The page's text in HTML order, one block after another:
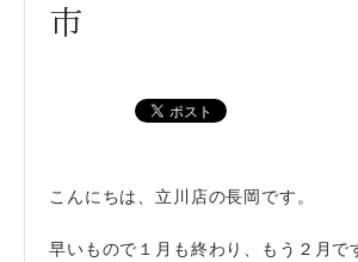
市
こんにちは、立川店の長岡です。
早いもので１月も終わり、もう２月で